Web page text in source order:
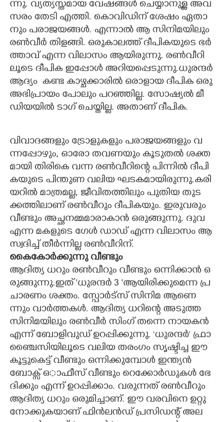
ന്നു.​ ​വ്യ​ത്യ​സ്ത​മാ​യ​ ​വേ​ഷ​ങ്ങ​ൾ​ ​ചെ​യ്യാ​നു​ള്ള​ ​അ​വ​
സ​രം​ ​തേ​ടി​ ​എ​ത്തി.​ ​കൊവി​ഡി​ന് ​ശേ​ഷം​ ​ഏ​താ​
നും​ ​പ​രാ​ജ​യ​ങ്ങ​ൾ.​ ​എ​ന്നാ​ൽ​ ​ആ​ ​സി​നി​മ​യി​ലും​ ​
ര​ൺ​വീ​ർ​ ​തി​ള​ങ്ങി.​ ​ഒ​രു​കാ​ല​ത്ത് ​ദീ​പി​ക​യു​ടെ​ ​ഭ​ർ​
ത്താ​വ് ​എ​ന്ന​ ​വി​ലാ​സം​ ​ആ​യി​രു​ന്നു.​ ​ര​ൺ​വീ​റി​
ലൂ​ടെ​ ​ദീ​പി​ക​ ​ഇ​പ്പോ​ൾ​ ​അ​റി​യ​പ്പെ​ടു​ന്നു.​ധു​ര​ന്ദ​ർ​
​ആ​ദ്യം ​ ​ക​ണ്ട​ ​കാ​ഴ്ച​ക്കാ​രി​ൽ​ ​ഒ​രാ​ളാ​യ​ ​ദീ​പി​ക​ ​ഒ​രു​
​അ​ഭി​പ്രാ​യം​ ​പോ​ലും​ ​പ​റ​ഞ്ഞി​ല്ല.​ ​സോ​ഷ്യ​ൽ​ ​മീ​
ഡി​യ​യി​ൽ​ ​ടാ​ഗ് ​ചെ​യ്തി​ല്ല.​ ​അ​താ​ണ് ​ദീ​പി​ക.
വി​വാ​ദ​ങ്ങ​ളും​ ​ട്രോ​ളു​ക​ളും​ ​പ​രാ​ജ​യ​ങ്ങ​ളും​ ​വ​
ന്ന​പ്പോ​ഴും,​ ​ഓ​രോ​ ​ത​വ​ണ​യും​ ​കൂ​ടു​ത​ൽ​ ​ശ​ക്ത​
മാ​യി​ ​തി​രി​കെ​ ​വ​ന്ന​ ​ര​ൺ​വീ​റി​ന്റെ​ ​പി​ന്നി​ൽ​ ​ദീ​പി​
ക​യു​ടെ​ ​പി​ന്തു​ണ​ ​വ​ലി​യ​ ​ഘ​ട​ക​മാ​യി​രു​ന്നു.​ക​രി​
യ​റി​ൽ​ ​മാ​ത്ര​മ​ല്ല,​​​ ​ജീ​വി​ത​ത്തി​ലും​ ​പു​തി​യ​ ​തു​ട​
ക്ക​ത്തി​ലാ​ണ് ​ര​ൺ​വീ​റും​ ​ദീ​പി​ക​യും.​ ​ഇ​രു​വ​രും​ ​
വീ​ണ്ടും​ ​അ​ച്ഛ​ന​മ്മ​മാ​രാ​കാ​ൻ​ ​ഒ​രു​ങ്ങു​ന്നു.​ ​ദു​വ​ ​
എ​ന്ന​ ​മ​ക​ളു​ടെ​ ​ഗേ​ൾ​ ​ഡാ​ഡ് ​എ​ന്ന​ ​വി​ലാ​സം​ ​ആ​
സ്വ​ദി​ച്ച് ​തീ​ർ​ന്നി​ല്ല​ ​ര​ൺ​വീ​റി​ന്.
കൈ​കോ​ർ​ക്കു​ന്നു​ ​വീ​ണ്ടും
ആ​ദി​ത്യ​ ​ധ​റും​ ​ര​ൺ​വീ​റും​ ​വീ​ണ്ടും​ ​ഒ​ന്നി​ക്കാ​ൻ​ ​ഒ​
രു​ങ്ങു​ന്നു.​ഇ​ത് ​'ധു​ര​ന്ദ​ർ​ 3​ "​ആ​യി​രി​ക്കു​മെ​ന്ന​ ​പ്ര​
ചാ​ര​ണം​ ​ശ​ക്തം.​ ​സ്പോ​ർ​ട്സ് ​സി​നി​മ​ ​ആ​ണെ​
ന്നും​ ​വാ​ർ​ത്ത​ക​ൾ.​ ​ആ​ദി​ത്യ​ ​ധ​റി​ന്റെ​ ​അ​ടു​ത്ത​ ​
സി​നി​മ​യി​ലും​ ​ര​ൺ​വീ​ർ​ ​സിം​ഗ് ​ത​ന്നെ​ ​നാ​യ​ക​ൻ​ ​
എ​ന്ന് ​ബോ​ളി​വു​ഡ് ​ഉ​റ​പ്പി​ക്കു​ന്നു.​ ‘​ധു​ര​ന്ദ​ർ​’​ ​ഫ്രാ​
ഞ്ചൈ​സി​യി​ലൂ​ടെ​ ​വ​ലി​യ​ ​ത​രം​ഗം​ ​സൃ​ഷ്ടി​ച്ച​ ​ഈ​ ​
കൂ​ട്ടു​കെ​ട്ട് ​വീ​ണ്ടും​ ​ഒ​ന്നി​ക്കു​മ്പോ​ൾ​ ​ഇ​ന്ത്യ​ൻ​ ​
ബോ​ക്സ് ​ഒാ​ഫീ​സ് ​വീ​ണ്ടും​ ​റെ​ക്കോ​ർ​ഡു​ക​ൾ​ ​ഭേ​
ദി​ക്കും​ ​എ​ന്ന് ​ഉ​റ​പ്പി​ക്കാം.​ ​വ​രു​ന്ന​ത് ​ര​ൺ​വീ​റും​ ​
ആ​ദി​ത്യ​ ​ധ​റും​ ​ഒ​രു​മി​ച്ചാ​ണ്.​ ​ഈ​ ​വ​ര​വി​നെ ഉറ്റു​
നോ​ക്കു​ക​യാ​ണ് ​ഫി​ൻ​ല​ൻ​ഡ് ​പ്ര​സി​ഡ​ന്റ് ​അ​ല​